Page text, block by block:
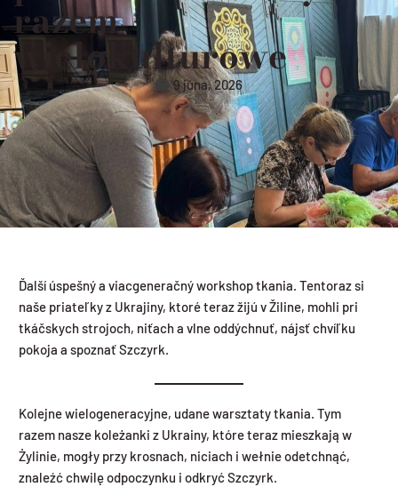
razem
wielokulturowe
9 júna, 2026
Ďalší úspešný a viacgeneračný workshop tkania. Tentoraz si
naše priateľky z Ukrajiny, ktoré teraz žijú v Žiline, mohli pri
tkáčskych strojoch, niťach a vlne oddýchnuť, nájsť chvíľku
pokoja a spoznať Szczyrk.
Kolejne wielogeneracyjne, udane warsztaty tkania. Tym
razem nasze koleżanki z Ukrainy, które teraz mieszkają w
Żylinie, mogły przy krosnach, niciach i wełnie odetchnąć,
znaleźć chwilę odpoczynku i odkryć Szczyrk.